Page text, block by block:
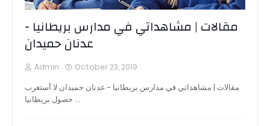
مقالات | مشاهداتي في مدارس بريطانيا -
عدنان حميدان
Admin October 23, 2019
مقالات | مشاهداتي في مدارس بريطانيا - عدنان حميدان لا أستغرب
حصول بريطانيا …